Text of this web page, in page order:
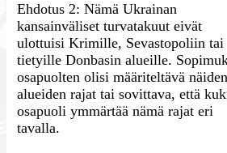
Ehdotus 2: Nämä Ukrainan
kansainväliset turvatakuut eivät
ulottuisi Krimille, Sevastopoliin tai
tietyille Donbasin alueille.
osapuolten olisi määriteltävä näiden
alueiden rajat tai sovittava, että
osapuoli ymmärtää nämä rajat eri
tavalla.